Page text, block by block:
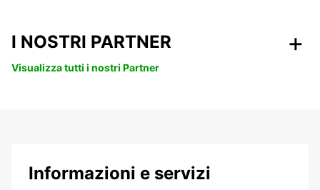
I NOSTRI PARTNER
Visualizza tutti i nostri Partner
Informazioni e servizi